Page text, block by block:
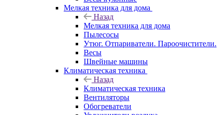
Мелкая техника для дома
Назад
Мелкая техника для дома
Пылесосы
Утюг. Отпариватели. Пароочистители.
Весы
Швейные машины
Климатическая техника
Назад
Климатическая техника
Вентиляторы
Обогреватели